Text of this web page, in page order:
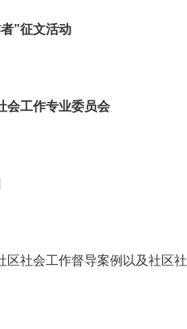
”征文活动
会工作专业委员会
区社会工作督导案例以及社区